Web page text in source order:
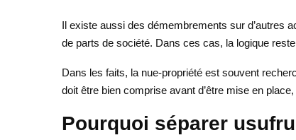
Il existe aussi des démembrements sur d’autres
de parts de société. Dans ces cas, la logique
Dans les faits, la nue-propriété est souvent
doit être bien comprise avant d’être mise en
Pourquoi séparer